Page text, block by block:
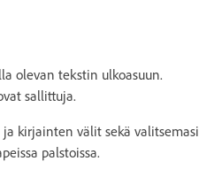
olevan tekstin ulkoasuun.
sallittuja.
kirjainten välit sekä valitsemasi
palstoissa.